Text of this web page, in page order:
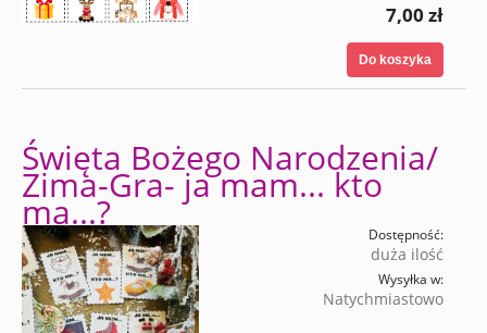
7,00 zł
Do koszyka
Święta Bożego Narodzenia/
Zima-Gra- ja mam... kto
ma...?
Dostępność:
duża ilość
Wysyłka w:
Natychmiastowo